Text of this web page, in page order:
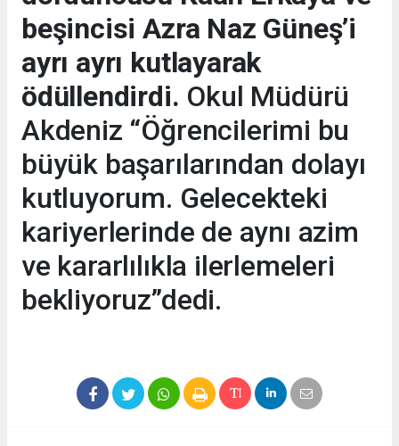
beşincisi Azra Naz Güneş’i
ayrı ayrı kutlayarak
ödüllendirdi. Okul Müdürü
Akdeniz “Öğrencilerimi bu
büyük başarılarından dolayı
kutluyorum. Gelecekteki
kariyerlerinde de aynı azim
ve kararlılıkla ilerlemeleri
bekliyoruz”dedi.